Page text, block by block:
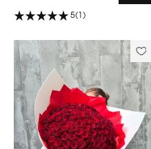
5(1)